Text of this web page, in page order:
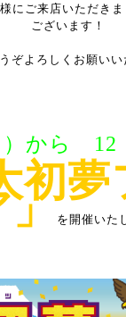
にご来店いただき
ございます！
ぞよろしくお願いい
）から 12
初
」を開催いた